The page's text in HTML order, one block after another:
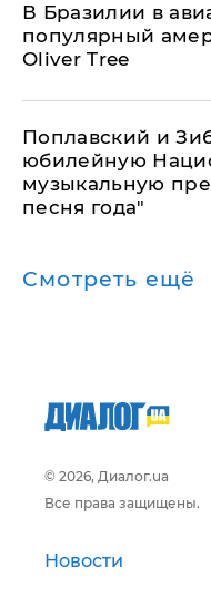
В Бразилии в
популярный
Oliver Tree
Поплавский и
юбилейную
музыкальную
песня года"
Смотреть ещё
© 2026, Диалог.ua
Все права защищены.
Новости